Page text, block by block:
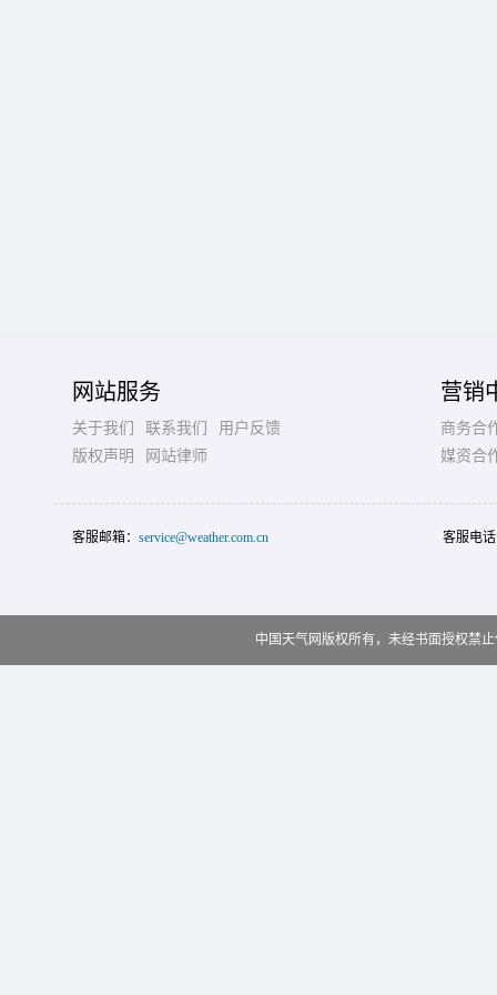
网站服务
关于我们 联系我们
用户反馈
版权声明
网站律师
营销
商务合
媒资合
客服邮箱： service@weather.com.cn 客服电
中国天气网版权所有，未经书面授权